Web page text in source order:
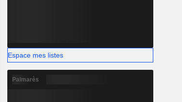
Espace mes listes
Palmarès